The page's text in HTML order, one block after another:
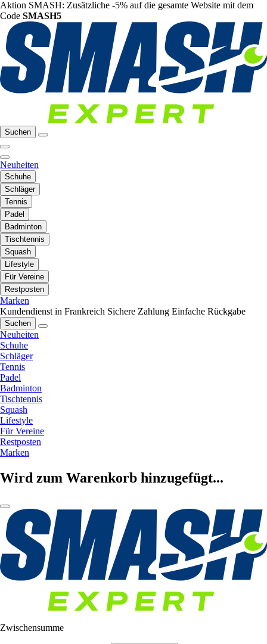
Aktion SMASH: Zusätzliche -5% auf die gesamte Website mit dem
Code SMASH5
Suchen
Neuheiten
Schuhe
Schläger
Tennis
Padel
Badminton
Tischtennis
Squash
Lifestyle
Für Vereine
Restposten
Marken
Kundendienst in Frankreich Sichere Zahlung Einfache Rückgabe
Suchen
Neuheiten
Schuhe
Schläger
Tennis
Padel
Badminton
Tischtennis
Squash
Lifestyle
Für Vereine
Restposten
Marken
Wird zum Warenkorb hinzugefügt...
Zwischensumme